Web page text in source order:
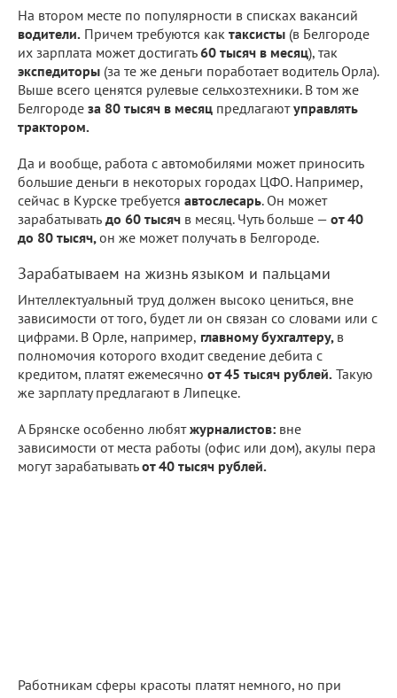
На втором месте по популярности в списках вакансий
водители. Причем требуются как таксисты (в Белгороде
их зарплата может достигать60 тысяч в месяц), так
экспедиторы (за те же деньги поработает водитель Орла).
Выше всего ценятся рулевые сельхозтехники. В том же
Белгороде за 80 тысяч в месяц предлагаютуправлять
трактором.
Да и вообще, работа с автомобилями может приносить
большие деньги в некоторых городах ЦФО. Например,
сейчас в Курске требуется автослесарь. Он может
зарабатывать до 60 тысяч в месяц. Чуть больше — от 40
до 80 тысяч, он же может получать в Белгороде.
Зарабатываем на жизнь языком и пальцами
Интеллектуальный труд должен высоко цениться, вне
зависимости от того, будет ли он связан со словами или с
цифрами. В Орле, например, главному бухгалтеру, в
полномочия которого входит сведение дебита с
кредитом, платят ежемесячно от 45 тысяч рублей. Такую
же зарплату предлагают в Липецке.
А Брянске особенно любятжурналистов: вне
зависимости от места работы (офис или дом), акулы пера
могут зарабатыватьот 40 тысяч рублей.
Работникам сферы красоты платят немного, но при